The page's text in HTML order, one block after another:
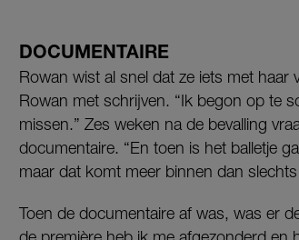
DOCUMENTAIRE
Rowan wist al snel dat ze iets met
Rowan met schrijven. “Ik begon op te
missen.” Zes weken na de bevalling
documentaire. “En toen is het balletje
maar dat komt meer binnen dan
Toen de documentaire af was, was er